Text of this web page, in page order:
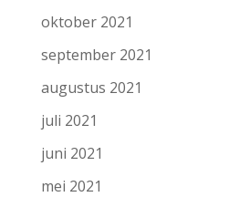
oktober 2021
september 2021
augustus 2021
juli 2021
juni 2021
mei 2021